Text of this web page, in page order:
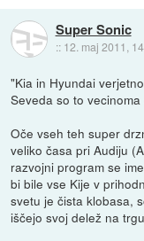
Super Sonic
:: 12. maj 2011,
"Kia in Hyundai
Seveda so to
Oče vseh teh super
veliko časa pri Audiju
razvojni program se
bi bile vse Kije v
svetu je čista klobasa,
iščejo svoj delež na